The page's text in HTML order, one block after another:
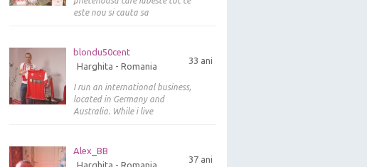
este nou si cauta sa
blondu50cent
33 ani
Harghita - Romania
I run an international business,
located in Germany and
Australia. While i live
Alex_BB
37 ani
Harghita - Romania